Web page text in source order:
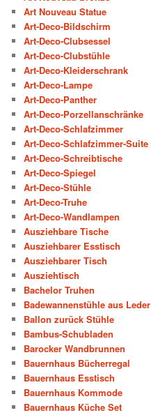
Art Nouveau Statue
Art-Deco-Bildschirm
Art-Deco-Clubsessel
Art-Deco-Clubstühle
Art-Deco-Kleiderschrank
Art-Deco-Lampe
Art-Deco-Panther
Art-Deco-Porzellanschränke
Art-Deco-Schlafzimmer
Art-Deco-Schlafzimmer-Suite
Art-Deco-Schreibtische
Art-Deco-Spiegel
Art-Deco-Stühle
Art-Deco-Truhe
Art-Deco-Wandlampen
Ausziehbare Tische
Ausziehbarer Esstisch
Ausziehbarer Tisch
Ausziehtisch
Bachelor Truhen
Badewannenstühle aus Leder
Ballon zurück Stühle
Bambus-Schubladen
Barocker Wandbrunnen
Bauernhaus Bücherregal
Bauernhaus Esstisch
Bauernhaus Kommode
Bauernhaus Küche Set